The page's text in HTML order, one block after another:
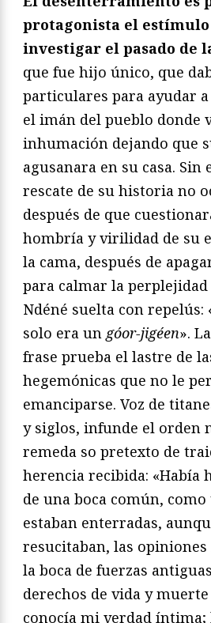
protagonista el
investigar el pasado de
que fue hijo único, que
particulares para ayudar
el imán del pueblo donde
inhumación dejando que
agusanara en su casa. Sin
rescate de su historia no
después de que
hombría y virilidad de su
la cama, después de
para calmar la
Ndéné suelta con repelús:
solo era un góor-jigéen».
frase prueba el lastre de
hegemónicas que no le
emanciparse. Voz de
y siglos, infunde el orden
remeda so pretexto de
herencia recibida: «Había
de una boca común,
estaban enterradas,
resucitaban, las opiniones
la boca de fuerzas
derechos de vida y
conocía mi verdad íntima;